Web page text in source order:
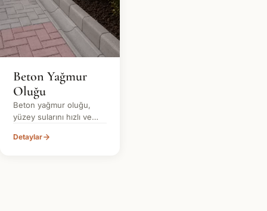
Beton Yağmur
Oluğu
Beton yağmur oluğu,
yüzey sularını hızlı ve
etmek için kullanılan,
Detaylar